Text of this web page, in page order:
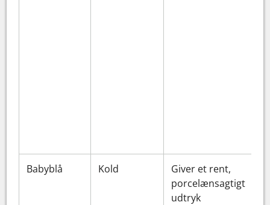
Babyblå Kold
Giver et rent,
porcelænsagtigt
udtryk